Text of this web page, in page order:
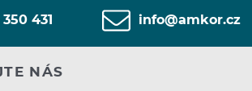
431 info@amkor.cz
NÁS